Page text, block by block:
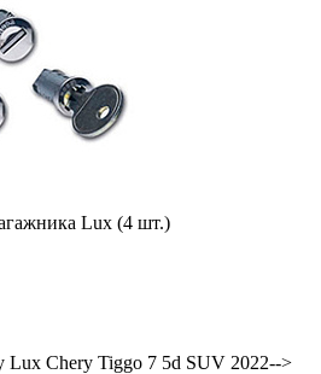
Lux (4 шт.)
Chery Tiggo 7 5d SUV 2022-->